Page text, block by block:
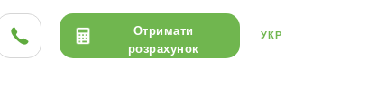
УКР
Отримати
розрахунок